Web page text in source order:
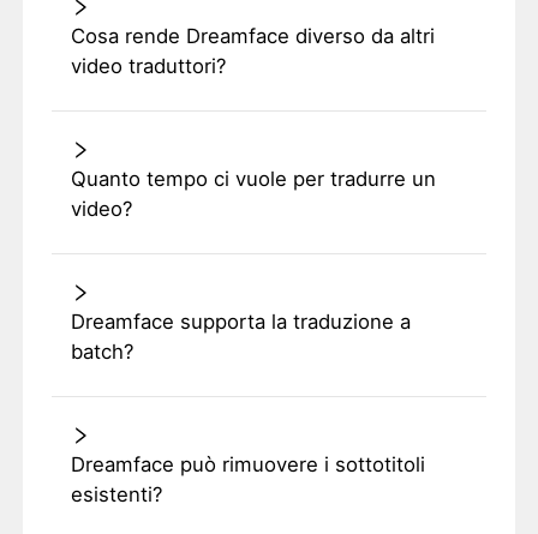
Cosa rende Dreamface diverso da altri
video traduttori?
Quanto tempo ci vuole per tradurre un
video?
Dreamface supporta la traduzione a
batch?
Dreamface può rimuovere i sottotitoli
esistenti?